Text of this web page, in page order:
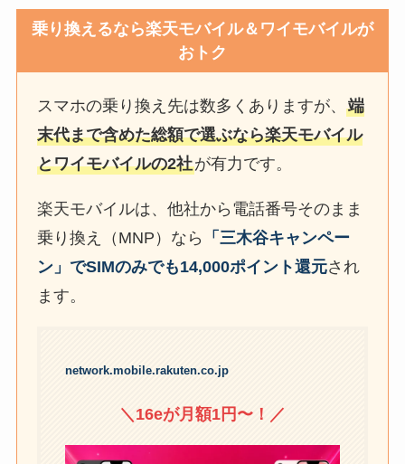
乗り換えるなら楽天モバイル＆ワイモバイルが
おトク
スマホの乗り換え先は数多くありますが、端
末代まで含めた総額で選ぶなら楽天モバイル
とワイモバイルの2社が有力です。
楽天モバイルは、他社から電話番号そのまま
乗り換え（MNP）なら
「三木谷キャンペー
ン」でSIMのみでも14,000ポイント還元され
ます。
network.mobile.rakuten.co.jp
＼16eが月額1円〜！／